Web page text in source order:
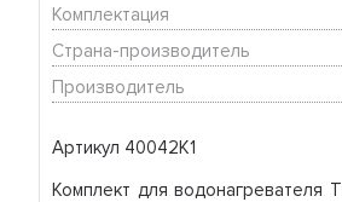
Артикул 40042K1
Комплект для водонагревателя
Комплектация
Страна-производитель
Производитель